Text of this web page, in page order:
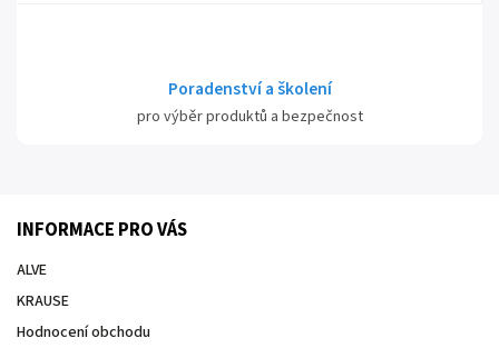
Poradenství a školení
pro výběr produktů a bezpečnost
INFORMACE PRO VÁS
ALVE
KRAUSE
Hodnocení obchodu